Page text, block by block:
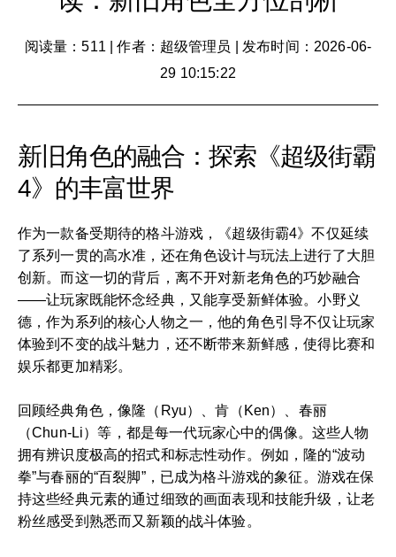
阅读量：511 |作者：超级管理员
发布时间：2026-06-
29 10:15:22
新旧角色的融合：探索《超级街霸
4》的丰富世界
作为一款备受期待的格斗游戏，《超级街霸4》不仅延续
了系列一贯的高水准，还在角色设计与玩法上进行了大胆
创新。而这一切的背后，离不开对新老角色的巧妙融合
——让玩家既能怀念经典，又能享受新鲜体验。小野义
德，作为系列的核心人物之一，他的角色引导不仅让玩家
体验到不变的战斗魅力，还不断带来新鲜感，使得比赛和
娱乐都更加精彩。
回顾经典角色，像隆（Ryu）、肯（Ken）、春丽
（Chun-Li）等，都是每一代玩家心中的偶像。这些人物
拥有辨识度极高的招式和标志性动作。例如，隆的“波动
拳”与春丽的“百裂脚”，已成为格斗游戏的象征。游戏在保
持这些经典元素的通过细致的画面表现和技能升级，让老
粉丝感受到熟悉而又新颖的战斗体验。